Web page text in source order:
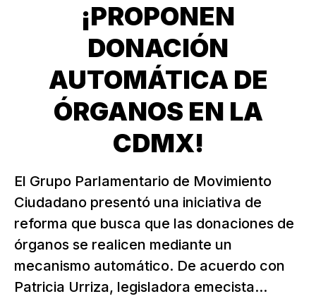
¡PROPONEN
DONACIÓN
AUTOMÁTICA DE
ÓRGANOS EN LA
CDMX!
El Grupo Parlamentario de Movimiento
Ciudadano presentó una iniciativa de
reforma que busca que las donaciones de
órganos se realicen mediante un
mecanismo automático. De acuerdo con
Patricia Urriza, legisladora emecista...